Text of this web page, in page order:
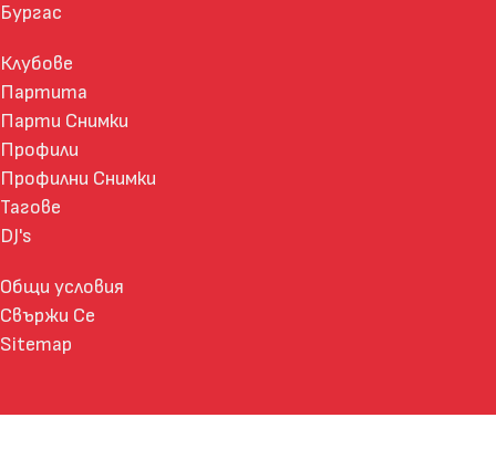
Бургас
Клубове
Партита
Парти Снимки
Профили
Профилни Снимки
Тагове
DJ's
Общи условия
Свържи Се
Sitemap